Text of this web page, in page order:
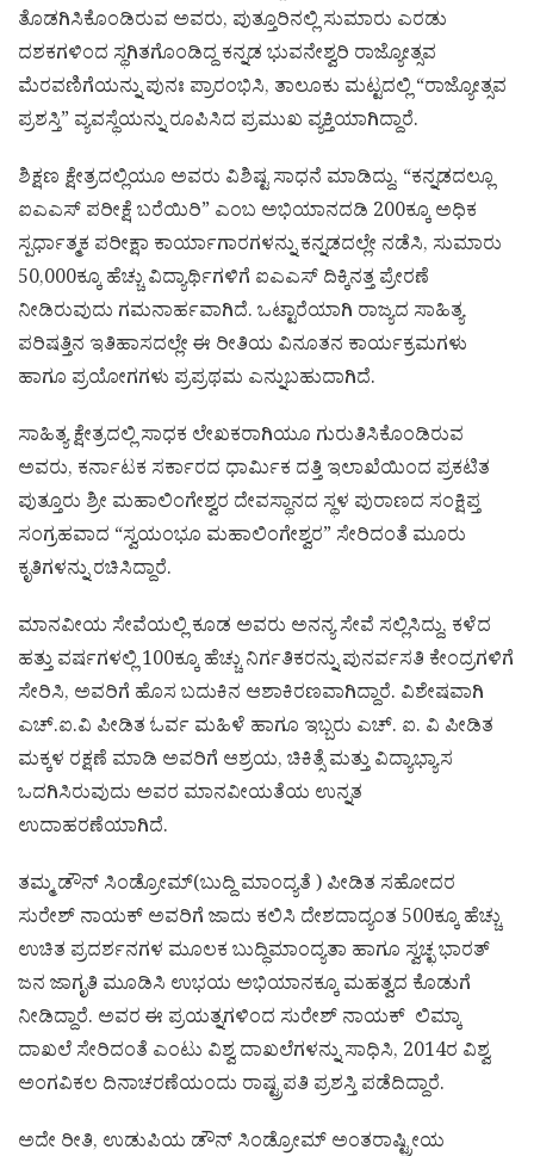
ತೊಡಗಿಸಿಕೊಂಡಿರುವ ಅವರು, ಪುತ್ತೂರಿನಲ್ಲಿ ಸುಮಾರು ಎರಡು
ದಶಕಗಳಿಂದ ಸ್ಥಗಿತಗೊಂಡಿದ್ದ ಕನ್ನಡ ಭುವನೇಶ್ವರಿ ರಾಜ್ಯೋತ್ಸವ
ಮೆರವಣಿಗೆಯನ್ನು ಪುನಃ ಪ್ರಾರಂಭಿಸಿ, ತಾಲೂಕು ಮಟ್ಟದಲ್ಲಿ “ರಾಜ್ಯೋತ್ಸವ
ಪ್ರಶಸ್ತಿ” ವ್ಯವಸ್ಥೆಯನ್ನು ರೂಪಿಸಿದ ಪ್ರಮುಖ ವ್ಯಕ್ತಿಯಾಗಿದ್ದಾರೆ.
ಶಿಕ್ಷಣ ಕ್ಷೇತ್ರದಲ್ಲಿಯೂ ಅವರು ವಿಶಿಷ್ಟ ಸಾಧನೆ ಮಾಡಿದ್ದು, “ಕನ್ನಡದಲ್ಲೂ
ಐಎಎಸ್ ಪರೀಕ್ಷೆ ಬರೆಯಿರಿ” ಎಂಬ ಅಭಿಯಾನದಡಿ 200ಕ್ಕೂ ಅಧಿಕ
ಸ್ಪರ್ಧಾತ್ಮಕ ಪರೀಕ್ಷಾ ಕಾರ್ಯಾಗಾರಗಳನ್ನು ಕನ್ನಡದಲ್ಲೇ ನಡೆಸಿ, ಸುಮಾರು
50,000ಕ್ಕೂ ಹೆಚ್ಚು ವಿದ್ಯಾರ್ಥಿಗಳಿಗೆ ಐಎಎಸ್ ದಿಕ್ಕಿನತ್ತ ಪ್ರೇರಣೆ
ನೀಡಿರುವುದು ಗಮನಾರ್ಹವಾಗಿದೆ. ಒಟ್ಟಾರೆಯಾಗಿ ರಾಜ್ಯದ ಸಾಹಿತ್ಯ
ಪರಿಷತ್ತಿನ ಇತಿಹಾಸದಲ್ಲೇ ಈ ರೀತಿಯ ವಿನೂತನ ಕಾರ್ಯಕ್ರಮಗಳು
ಹಾಗೂ ಪ್ರಯೋಗಗಳು ಪ್ರಪ್ರಥಮ ಎನ್ನುಬಹುದಾಗಿದೆ.
ಸಾಹಿತ್ಯ ಕ್ಷೇತ್ರದಲ್ಲಿ ಸಾಧಕ ಲೇಖಕರಾಗಿಯೂ ಗುರುತಿಸಿಕೊಂಡಿರುವ
ಅವರು, ಕರ್ನಾಟಕ ಸರ್ಕಾರದ ಧಾರ್ಮಿಕ ದತ್ತಿ ಇಲಾಖೆಯಿಂದ ಪ್ರಕಟಿತ
ಪುತ್ತೂರು ಶ್ರೀ ಮಹಾಲಿಂಗೇಶ್ವರ ದೇವಸ್ಥಾನದ ಸ್ಥಳ ಪುರಾಣದ ಸಂಕ್ಷಿಪ್ತ
ಸಂಗ್ರಹವಾದ “ಸ್ವಯಂಭೂ ಮಹಾಲಿಂಗೇಶ್ವರ” ಸೇರಿದಂತೆ ಮೂರು
ಕೃತಿಗಳನ್ನು ರಚಿಸಿದ್ದಾರೆ.
ಮಾನವೀಯ ಸೇವೆಯಲ್ಲಿ ಕೂಡ ಅವರು ಅನನ್ಯ ಸೇವೆ ಸಲ್ಲಿಸಿದ್ದು, ಕಳೆದ
ಹತ್ತು ವರ್ಷಗಳಲ್ಲಿ 100ಕ್ಕೂ ಹೆಚ್ಚು ನಿರ್ಗತಿಕರನ್ನು ಪುನರ್ವಸತಿ ಕೇಂದ್ರಗಳಿಗೆ
ಸೇರಿಸಿ, ಅವರಿಗೆ ಹೊಸ ಬದುಕಿನ ಆಶಾಕಿರಣವಾಗಿದ್ದಾರೆ. ವಿಶೇಷವಾಗಿ
ಎಚ್‌.ಐ.ವಿ ಪೀಡಿತ ಓರ್ವ ಮಹಿಳೆ ಹಾಗೂ ಇಬ್ಬರು ಎಚ್. ಐ. ವಿ ಪೀಡಿತ
ಮಕ್ಕಳ ರಕ್ಷಣೆ ಮಾಡಿ ಅವರಿಗೆ ಆಶ್ರಯ, ಚಿಕಿತ್ಸೆ ಮತ್ತು ವಿದ್ಯಾಭ್ಯಾಸ
ಒದಗಿಸಿರುವುದು ಅವರ ಮಾನವೀಯತೆಯ ಉನ್ನತ
ಉದಾಹರಣೆಯಾಗಿದೆ.
ತಮ್ಮ ಡೌನ್ ಸಿಂಡ್ರೋಮ್(ಬುದ್ದಿ ಮಾಂದ್ಯತೆ ) ಪೀಡಿತ ಸಹೋದರ
ಸುರೇಶ್ ನಾಯಕ್ ಅವರಿಗೆ ಜಾದು ಕಲಿಸಿ ದೇಶದಾದ್ಯಂತ 500ಕ್ಕೂ ಹೆಚ್ಚು
ಉಚಿತ ಪ್ರದರ್ಶನಗಳ ಮೂಲಕ ಬುದ್ಧಿಮಾಂದ್ಯತಾ ಹಾಗೂ ಸ್ವಚ್ಛ ಭಾರತ್
ಜನ ಜಾಗೃತಿ ಮೂಡಿಸಿ ಉಭಯ ಅಭಿಯಾನಕ್ಕೂ ಮಹತ್ವದ ಕೊಡುಗೆ
ನೀಡಿದ್ದಾರೆ. ಅವರ ಈ ಪ್ರಯತ್ನಗಳಿಂದ ಸುರೇಶ್ ನಾಯಕ್ ಲಿಮ್ಕಾ
ದಾಖಲೆ ಸೇರಿದಂತೆ ಎಂಟು ವಿಶ್ವ ದಾಖಲೆಗಳನ್ನು ಸಾಧಿಸಿ, 2014ರ ವಿಶ್ವ
ಅಂಗವಿಕಲ ದಿನಾಚರಣೆಯಂದು ರಾಷ್ಟ್ರಪತಿ ಪ್ರಶಸ್ತಿ ಪಡೆದಿದ್ದಾರೆ.
ಅದೇ ರೀತಿ, ಉಡುಪಿಯ ಡೌನ್ ಸಿಂಡ್ರೋಮ್ ಅಂತರಾಷ್ಟ್ರೀಯ